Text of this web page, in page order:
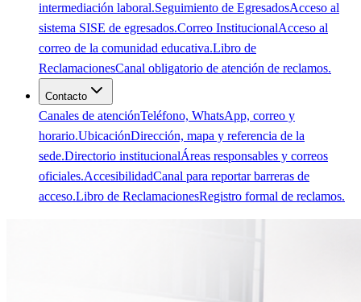
intermediación laboral.Seguimiento de EgresadosAcceso al
sistema SISE de egresados.Correo InstitucionalAcceso al
correo de la comunidad educativa.Libro de
ReclamacionesCanal obligatorio de atención de reclamos.
Contacto
Canales de atenciónTeléfono, WhatsApp, correo y
horario.UbicaciónDirección, mapa y referencia de la
sede.Directorio institucionalÁreas responsables y correos
oficiales.AccesibilidadCanal para reportar barreras de
acceso.Libro de ReclamacionesRegistro formal de reclamos.